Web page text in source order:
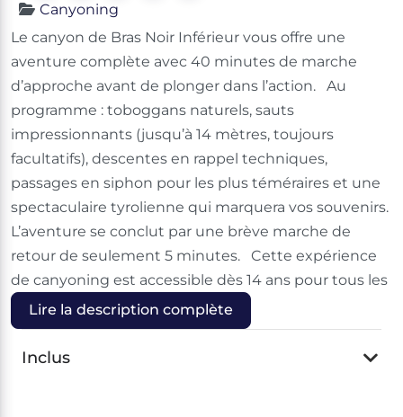
Canyoning
Le canyon de Bras Noir Inférieur vous offre une
aventure complète avec 40 minutes de marche
d’approche avant de plonger dans l’action. Au
programme : toboggans naturels, sauts
impressionnants (jusqu’à 14 mètres, toujours
facultatifs), descentes en rappel techniques,
passages en siphon pour les plus téméraires et une
spectaculaire tyrolienne qui marquera vos souvenirs.
L’aventure se conclut par une brève marche de
retour de seulement 5 minutes. Cette expérience
de canyoning est accessible dès 14 ans pour tous les
Lire la description complète
Inclus